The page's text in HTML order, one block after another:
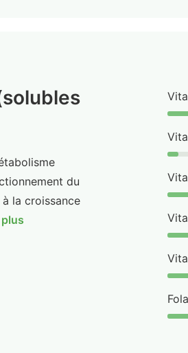
du
la croissance